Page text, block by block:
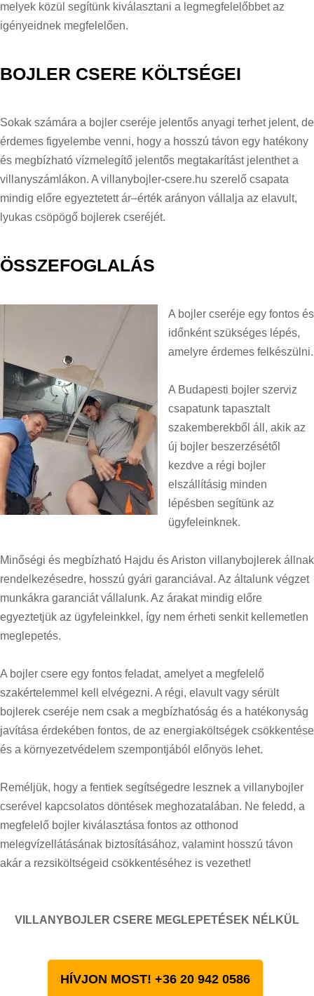
melyek közül segítünk kiválasztani a legmegfelelőbbet az
igényeidnek megfelelően.
BOJLER CSERE KÖLTSÉGEI
Sokak számára a bojler cseréje jelentős anyagi terhet jelent, de
érdemes figyelembe venni, hogy a hosszú távon egy hatékony
és megbízható vízmelegítő jelentős megtakarítást jelenthet a
villanyszámlákon. A villanybojler-csere.hu szerelő csapata
mindig előre egyeztetett ár–érték arányon vállalja az elavult,
lyukas csöpögő bojlerek cseréjét.
ÖSSZEFOGLALÁS
A bojler cseréje egy fontos és
időnként szükséges lépés,
amelyre érdemes felkészülni.
A Budapesti bojler szerviz
csapatunk tapasztalt
szakemberekből áll, akik az
új bojler beszerzésétől
kezdve a régi bojler
elszállításig minden
lépésben segítünk az
ügyfeleinknek.
Minőségi és megbízható Hajdu és Ariston villanybojlerek állnak
rendelkezésedre, hosszú gyári garanciával. Az általunk végzet
munkákra garanciát vállalunk. Az árakat mindig előre
egyeztetjük az ügyfeleinkkel, így nem érheti senkit kellemetlen
meglepetés.
A bojler csere egy fontos feladat, amelyet a megfelelő
szakértelemmel kell elvégezni. A régi, elavult vagy sérült
bojlerek cseréje nem csak a megbízhatóság és a hatékonyság
javítása érdekében fontos, de az energiaköltségek csökkentése
és a környezetvédelem szempontjából előnyös lehet.
Reméljük, hogy a fentiek segítségedre lesznek a villanybojler
cserével kapcsolatos döntések meghozatalában. Ne feledd, a
megfelelő bojler kiválasztása fontos az otthonod
melegvízellátásának biztosításához, valamint hosszú távon
akár a rezsiköltségeid csökkentéséhez is vezethet!
VILLANYBOJLER CSERE MEGLEPETÉSEK NÉLKÜL
HÍVJON MOST! +36 20 942 0586